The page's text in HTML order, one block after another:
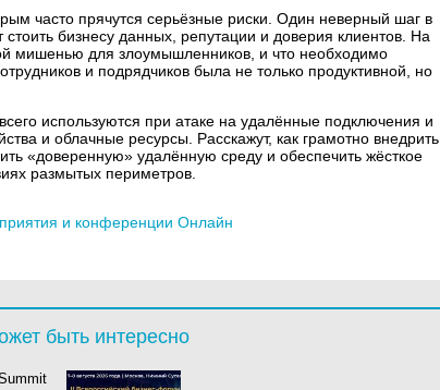
часто прячутся серьёзные риски. Один неверный шаг в
бизнесу данных, репутации и доверия клиентов. На
мишенью для злоумышленников, и что необходимо
и подрядчиков была не только продуктивной, но
используются при атаке на удалённые подключения и
и облачные ресурсы. Расскажут, как грамотно внедрить
«доверенную» удалённую среду и обеспечить жёсткое
размытых периметров.
и конференции Онлайн
быть интересно